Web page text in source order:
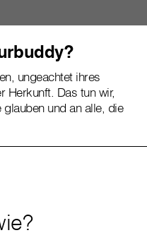
ungeachtet ihres
Herkunft. Das tun wir,
und an alle, die